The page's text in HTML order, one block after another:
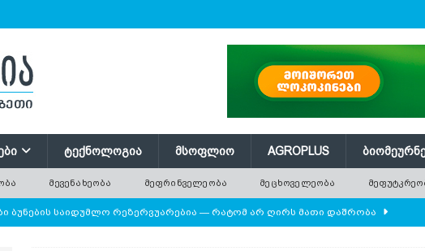
ᲢᲔᲥᲜᲝᲚᲝᲒᲘᲐ ᲛᲡᲝᲤᲚᲘᲝ AGROPLUS
ᲛᲔᲕᲔᲜᲐᲮᲔᲝᲑᲐ ᲛᲔᲤᲠᲘᲜᲕᲔᲚᲔᲝᲑᲐ ᲛᲔᲪᲮᲝᲕᲔᲚᲔᲝᲑᲐ
ბუნების საიდუმლო რეზერვუარებია — რატომ არ ღირს მათი დაშრობა